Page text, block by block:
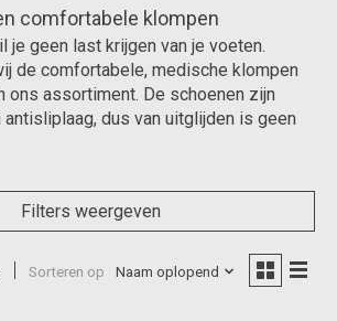
comfortabele klompen
je geen last krijgen van je voeten.
de comfortabele, medische klompen
ons assortiment. De schoenen zijn
dus van uitglijden is geen
Filters weergeven
Sorteren op Naam oplopend